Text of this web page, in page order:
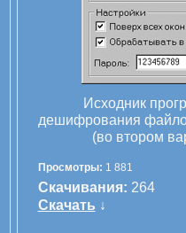
Исходник
дешифрования
(во втором
Просмотры: 1 881
Скачивания: 264
Скачать ↓